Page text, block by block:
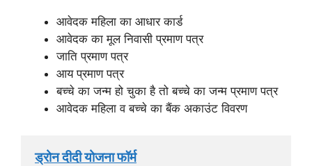
आवेदक महिला का आधार कार्ड
आवेदक का मूल निवासी प्रमाण पत्र
जाति प्रमाण पत्र
आय प्रमाण पत्र
बच्चे का जन्म हो चुका है तो बच्चे का जन्म प्रमाण पत्र
आवेदक महिला व बच्चे का बैंक अकाउंट विवरण
ड्रोन दीदी योजना फॉर्म